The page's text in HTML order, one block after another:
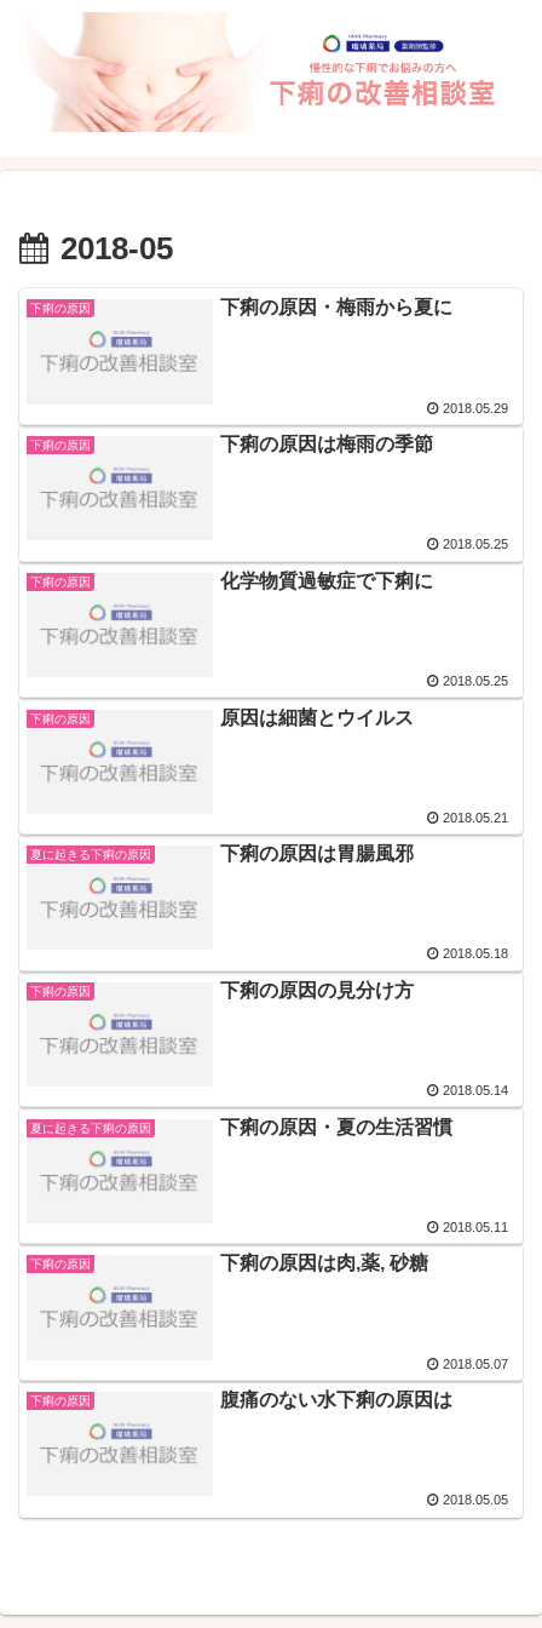
2018-05
下痢の原因 下痢の原因・梅雨から夏に
2018.05.29
下痢の原因 下痢の原因は梅雨の季節
2018.05.25
下痢の原因 化学物質過敏症で下痢に
2018.05.25
下痢の原因 原因は細菌とウイルス
2018.05.21
夏に起きる下痢の原因 下痢の原因は胃腸風邪
2018.05.18
下痢の原因 下痢の原因の見分け方
2018.05.14
夏に起きる下痢の原因 下痢の原因・夏の生活習慣
2018.05.11
下痢の原因 下痢の原因は肉,薬, 砂糖
2018.05.07
下痢の原因 腹痛のない水下痢の原因は
2018.05.05